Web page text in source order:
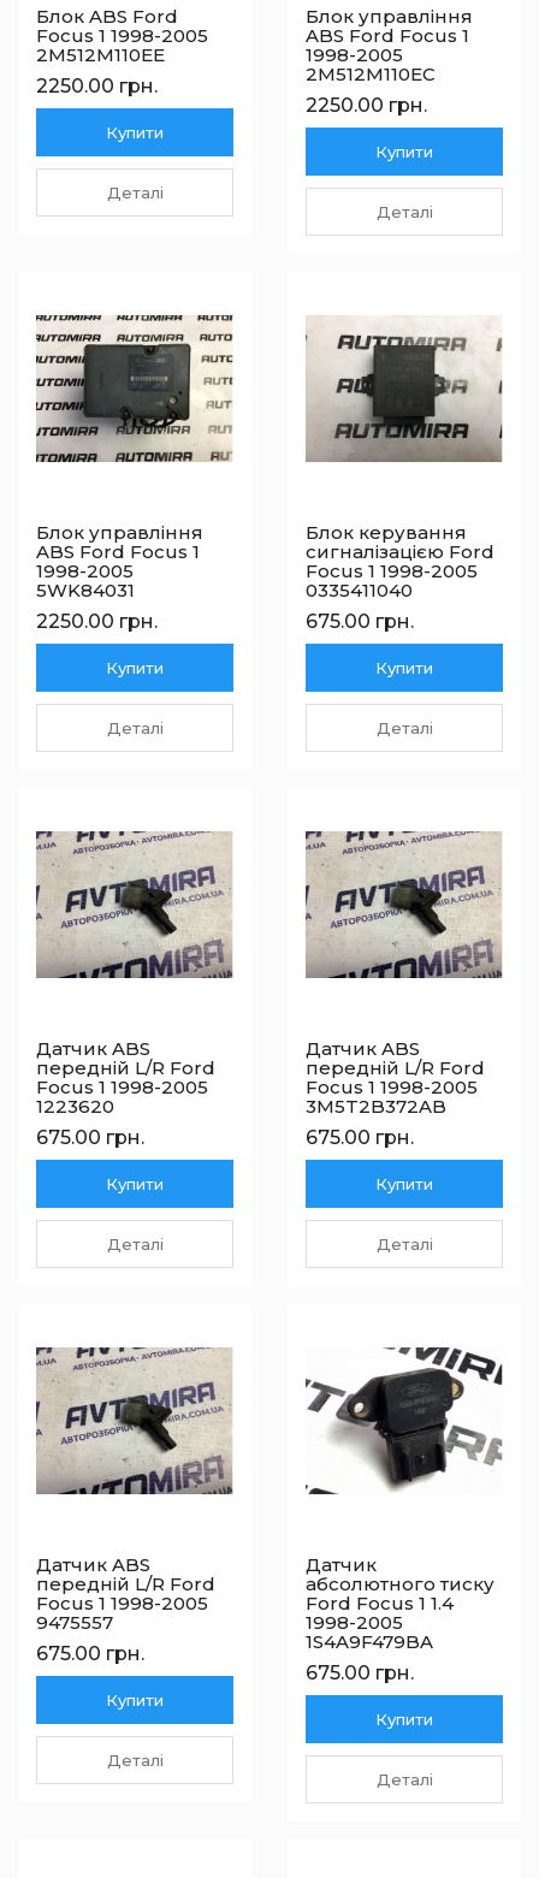
Блок ABS Ford
Focus 1 1998-2005
2M512M110EE
2250.00 грн.
Купити
Деталі
Блок управління
ABS Ford Focus 1
1998-2005
2M512M110EC
2250.00 грн.
Купити
Деталі
Блок управління
ABS Ford Focus 1
1998-2005
5WK84031
2250.00 грн.
Купити
Деталі
Блок керування
сигналізацією Ford
Focus 1 1998-2005
0335411040
675.00 грн.
Купити
Деталі
Датчик ABS
передній L/R Ford
Focus 1 1998-2005
1223620
675.00 грн.
Купити
Деталі
Датчик ABS
передній L/R Ford
Focus 1 1998-2005
3M5T2B372AB
675.00 грн.
Купити
Деталі
Датчик ABS
передній L/R Ford
Focus 1 1998-2005
9475557
675.00 грн.
Купити
Деталі
Датчик
абсолютного тиску
Ford Focus 1 1.4
1998-2005
1S4A9F479BA
675.00 грн.
Купити
Деталі